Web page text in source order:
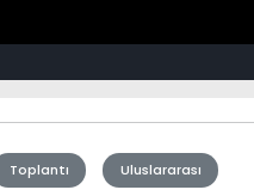
Toplantı Uluslararası